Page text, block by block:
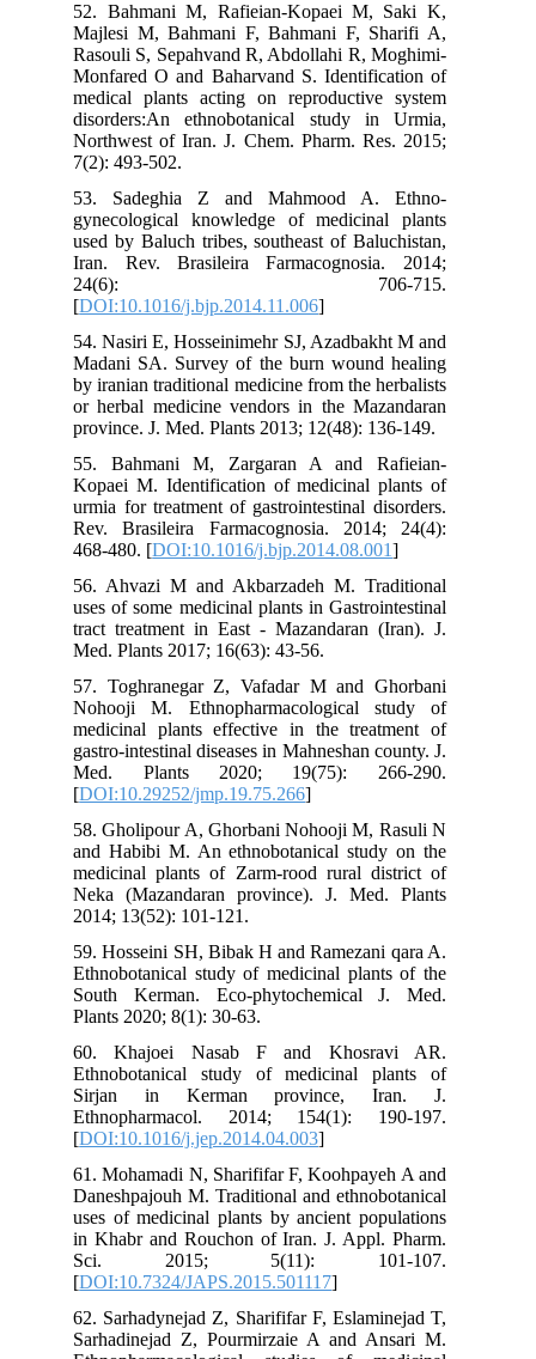
52. Bahmani M, Rafieian-Kopaei M, Saki K,
Majlesi M, Bahmani F, Bahmani F, Sharifi A,
Rasouli S, Sepahvand R, Abdollahi R, Moghimi-
Monfared O and Baharvand S. Identification of
medical plants acting on reproductive system
disorders:An ethnobotanical study in Urmia,
Northwest of Iran. J. Chem. Pharm. Res. 2015;
7(2): 493-502.
53. Sadeghia Z and Mahmood A. Ethno-
gynecological knowledge of medicinal plants
used by Baluch tribes, southeast of Baluchistan,
Iran. Rev. Brasileira Farmacognosia. 2014;
24(6): 706-715.
[DOI:10.1016/j.bjp.2014.11.006
54. Nasiri E, Hosseinimehr SJ, Azadbakht M and
Madani SA. Survey of the burn wound healing
by iranian traditional medicine from the herbalists
or herbal medicine vendors in the Mazandaran
province. J. Med. Plants 2013; 12(48): 136-149.
55. Bahmani M, Zargaran A and Rafieian-
Kopaei M. Identification of medicinal plants of
urmia for treatment of gastrointestinal disorders.
Rev. Brasileira Farmacognosia. 2014; 24(4):
468-480. [DOI:10.1016/j.bjp.2014.08.001
56. Ahvazi M and Akbarzadeh M. Traditional
uses of some medicinal plants in Gastrointestinal
tract treatment in East - Mazandaran (Iran). J.
Med. Plants 2017; 16(63): 43-56.
57. Toghranegar Z, Vafadar M and Ghorbani
Nohooji M. Ethnopharmacological study of
medicinal plants effective in the treatment of
gastro-intestinal diseases in Mahneshan county. J.
Med. Plants 2020; 19(75): 266-290.
[DOI:10.29252/jmp.19.75.266
58. Gholipour A, Ghorbani Nohooji M, Rasuli N
and Habibi M. An ethnobotanical study on the
medicinal plants of Zarm-rood rural district of
Neka (Mazandaran province). J. Med. Plants
2014; 13(52): 101-121.
59. Hosseini SH, Bibak H and Ramezani qara A.
Ethnobotanical study of medicinal plants of the
South Kerman. Eco-phytochemical J. Med.
Plants 2020; 8(1): 30-63.
60. Khajoei Nasab F and Khosravi AR.
Ethnobotanical study of medicinal plants of
Sirjan in Kerman province, Iran. J.
Ethnopharmacol. 2014; 154(1): 190-197.
[DOI:10.1016/j.jep.2014.04.003
61. Mohamadi N, Sharififar F, Koohpayeh A and
Daneshpajouh M. Traditional and ethnobotanical
uses of medicinal plants by ancient populations
in Khabr and Rouchon of Iran. J. Appl. Pharm.
Sci. 2015; 5(11): 101-107.
[DOI:10.7324/JAPS.2015.501117
62. Sarhadynejad Z, Sharififar F, Eslaminejad T,
Sarhadinejad Z, Pourmirzaie A and Ansari M.